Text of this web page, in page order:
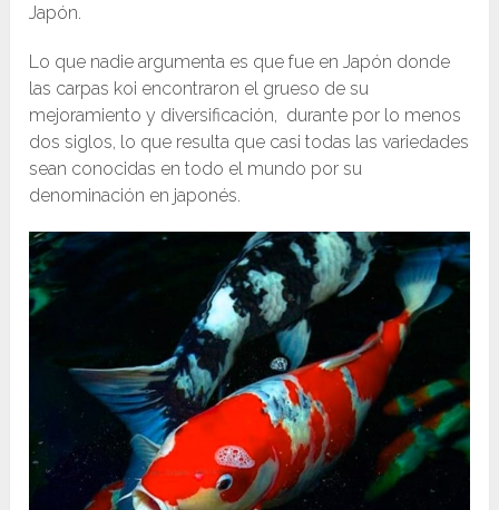
Japón.​
Lo que nadie argumenta es que fue en Japón donde
las carpas koi encontraron el grueso de su
mejoramiento y diversificación, durante por lo menos
dos siglos, lo que resulta que casi todas las variedades
sean conocidas en todo el mundo por su
denominación en japonés.